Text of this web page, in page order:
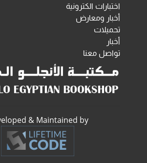
اختبارات الكترونية
أخبار ومعارض
تحميلات
أخبار
تواصل معنا
& Maintained by